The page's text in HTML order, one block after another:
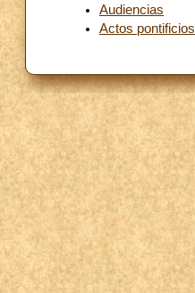
Audiencias
Actos pontificios